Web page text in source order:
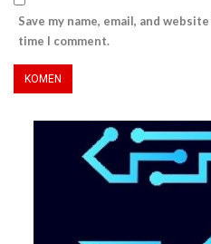
Save my name, email, and
time I comment.